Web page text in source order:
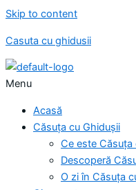
Skip to content
Casuta cu ghidusii
Menu
Acasă
Căsuța cu Ghidușii
Ce este Căsuța
Descoperă
O zi în Căsuța